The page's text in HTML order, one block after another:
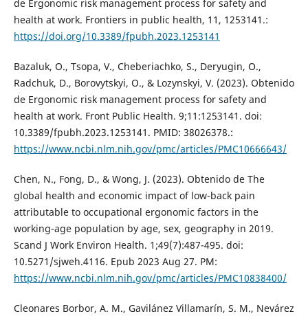
de Ergonomic risk management process for safety and
health at work. Frontiers in public health, 11, 1253141.:
https://doi.org/10.3389/fpubh.2023.1253141
Bazaluk, O., Tsopa, V., Cheberiachko, S., Deryugin, O.,
Radchuk, D., Borovytskyi, O., & Lozynskyi, V. (2023). Obtenido
de Ergonomic risk management process for safety and
health at work. Front Public Health. 9;11:1253141. doi:
10.3389/fpubh.2023.1253141. PMID: 38026378.:
https://www.ncbi.nlm.nih.gov/pmc/articles/PMC10666643/
Chen, N., Fong, D., & Wong, J. (2023). Obtenido de The
global health and economic impact of low-back pain
attributable to occupational ergonomic factors in the
working-age population by age, sex, geography in 2019.
Scand J Work Environ Health. 1;49(7):487-495. doi:
10.5271/sjweh.4116. Epub 2023 Aug 27. PM:
https://www.ncbi.nlm.nih.gov/pmc/articles/PMC10838400/
Cleonares Borbor, A. M., Gavilánez Villamarín, S. M., Nevárez